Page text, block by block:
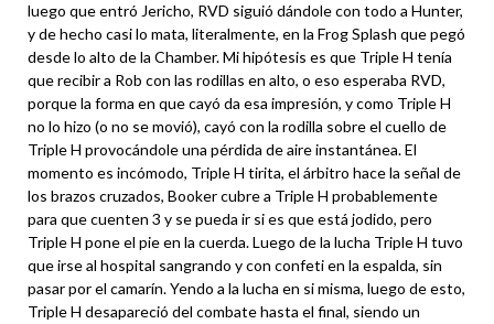
luego que entró Jericho, RVD siguió dándole con todo a Hunter,
y de hecho casi lo mata, literalmente, en la Frog Splash que pegó
desde lo alto de la Chamber. Mi hipótesis es que Triple H tenía
que recibir a Rob con las rodillas en alto, o eso esperaba RVD,
porque la forma en que cayó da esa impresión, y como Triple H
no lo hizo (o no se movió), cayó con la rodilla sobre el cuello de
Triple H provocándole una pérdida de aire instantánea. El
momento es incómodo, Triple H tirita, el árbitro hace la señal de
los brazos cruzados, Booker cubre a Triple H probablemente
para que cuenten 3 y se pueda ir si es que está jodido, pero
Triple H pone el pie en la cuerda. Luego de la lucha Triple H tuvo
que irse al hospital sangrando y con confeti en la espalda, sin
pasar por el camarín. Yendo a la lucha en si misma, luego de esto,
Triple H desapareció del combate hasta el final, siendo un